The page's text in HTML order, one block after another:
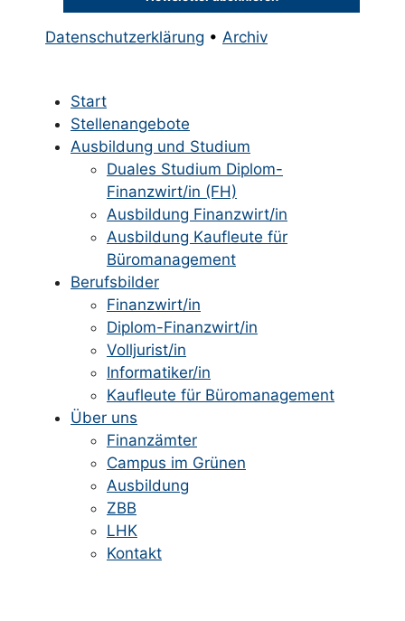
Datenschutzerklärung • Archiv
Start
Stellenangebote
Ausbildung und Studium
Duales Studium Diplom-
Finanzwirt/in (FH)
Ausbildung Finanzwirt/in
Ausbildung Kaufleute für
Büromanagement
Berufsbilder
Finanzwirt/in
Diplom-Finanzwirt/in
Volljurist/in
Informatiker/in
Kaufleute für Büromanagement
Über uns
Finanzämter
Campus im Grünen
Ausbildung
ZBB
LHK
Kontakt